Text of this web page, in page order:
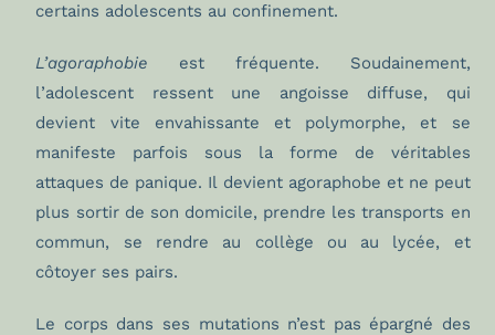
certains adolescents au confinement.
L’agoraphobie est fréquente. Soudainement,
l’adolescent ressent une angoisse diffuse, qui
devient vite envahissante et polymorphe, et se
manifeste parfois sous la forme de véritables
attaques de panique. Il devient agoraphobe et ne peut
plus sortir de son domicile, prendre les transports en
commun, se rendre au collège ou au lycée, et
côtoyer ses pairs.
Le corps dans ses mutations n’est pas épargné des